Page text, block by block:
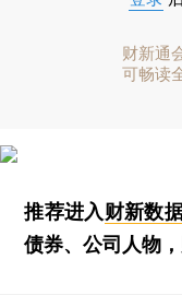
财新通
可畅读
推荐进入财新数
债券、公司人物